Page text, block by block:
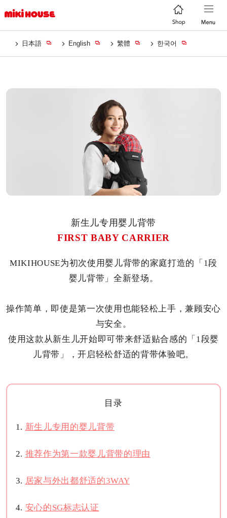
日本語 English 繁體 한국어
新生儿专用婴儿背带
FIRST BABY CARRIER
MIKIHOUSE为初次使用婴儿背带的家庭打造的「1段
婴儿背带」全新登场。
操作简单，即使是第一次使用也能轻松上手，兼顾安心
与安全。
使用这款从新生儿开始即可带来舒适贴合感的「1段婴
儿背带」，开启轻松舒适的背带体验吧。
目录
新生儿专用的婴儿背带
推荐作为第一款婴儿背带的理由
居家与外出都舒适的3WAY
安心的SG标志认证